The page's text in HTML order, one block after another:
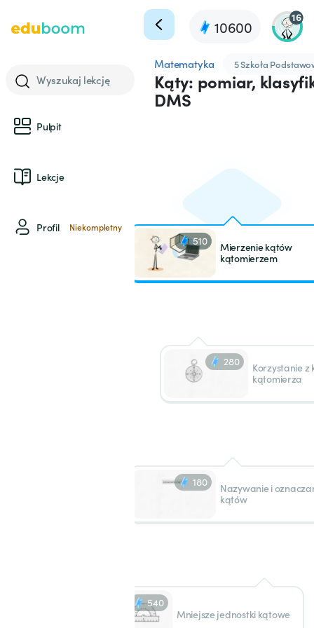
10600
16
Wyszukaj lekcję
Pulpit
Lekcje
Profil Niekompletny
Matematyka 5 Szkoła
Kąty: pomiar,
DMS
510
Mierzenie kątów
kątomierzem
280
Korzystanie z
kątomierza
180
Nazywanie i
kątów
540
Mniejsze jednostki kątowe